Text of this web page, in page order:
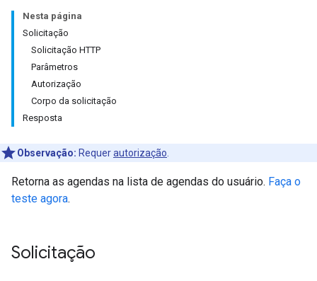
Nesta página
Solicitação
Solicitação HTTP
Parâmetros
Autorização
Corpo da solicitação
Resposta
Observação: Requerautorização
Retorna as agendas na lista de agendas do usuário. Faça o
teste agora.
Solicitação